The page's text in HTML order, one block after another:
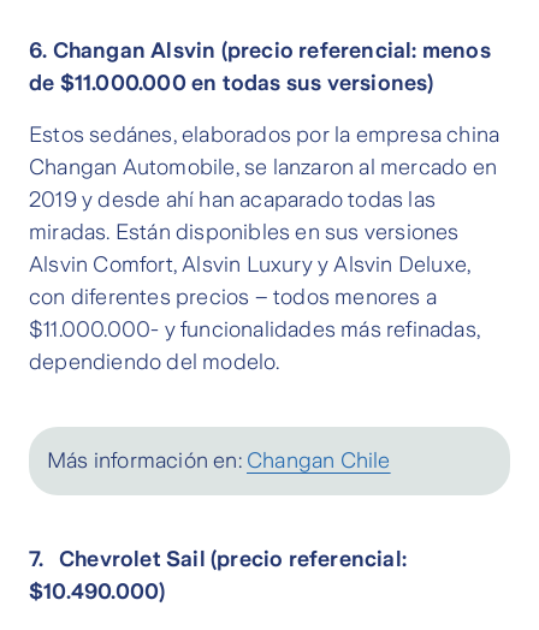
6. Changan Alsvin (precio referencial: menos
de $11.000.000 en todas sus versiones)
Estos sedánes, elaborados por la empresa china
Changan Automobile, se lanzaron al mercado en
2019 y desde ahí han acaparado todas las
miradas. Están disponibles en sus versiones
Alsvin Comfort, Alsvin Luxury y Alsvin Deluxe,
con diferentes precios – todos menores a
$11.000.000- y funcionalidades más refinadas,
dependiendo del modelo.
Más información en: Changan Chile
7. Chevrolet Sail (precio referencial:
$10.490.000)